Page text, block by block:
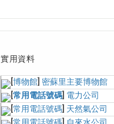
實用資料
博物館 密蘇里主要博物館
常用電話號碼 電力公司
常用電話號碼 天然氣公司